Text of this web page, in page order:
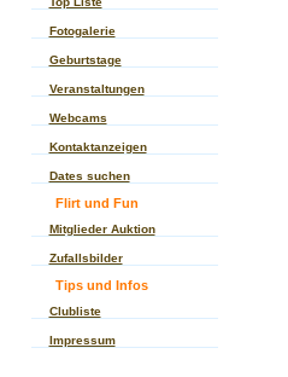
Fotogalerie
Geburtstage
Veranstaltungen
Webcams
Kontaktanzeigen
Dates suchen
Flirt und Fun
Mitglieder Auktion
Zufallsbilder
Tips und Infos
Clubliste
Impressum